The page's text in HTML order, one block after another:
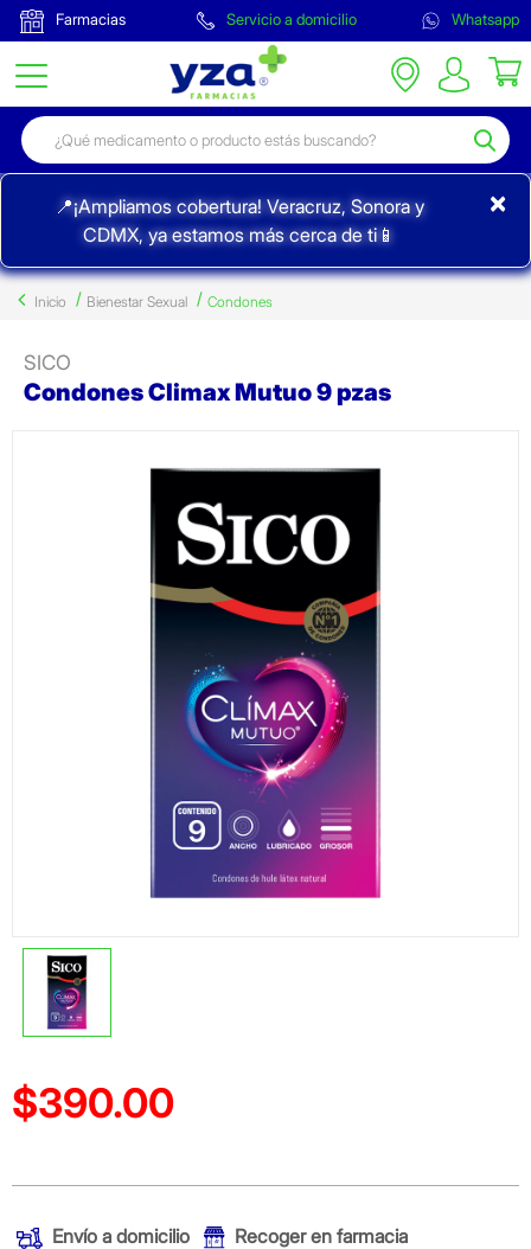
Farmacias Servicio a domicilio Whatsapp
📍¡Ampliamos cobertura! Veracruz, Sonora y
CDMX, ya estamos más cerca de ti📱
×
Inicio Bienestar Sexual Condones
SICO
Condones Climax Mutuo 9 pzas
Precio reducido de
$390.00
Envío a domicilio Recoger en farmacia